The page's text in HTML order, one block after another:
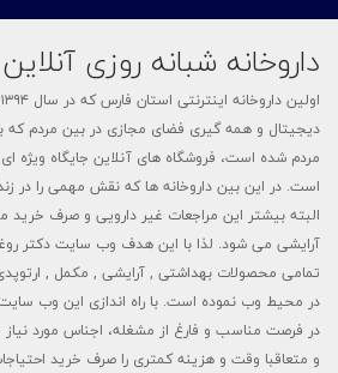
داروخانه شبانه روزی
دیجیتال و همه گیری فضای مجازی در بین مردم
مردم شده است، فروشگاه های آنلاین جایگاه ویژه ای
است. در این بین داروخانه ها که نقش مهمی را در
البته بیشتر این مراجعات غیر دارویی و صرف
آرایشی می شود. لذا با این هدف وب سایت دکتر
تمامی محصولات بهداشتی , آرایشی , مکمل ,
در محیط وب نموده است. با راه اندازی این وب
در فرصت مناسب و فارغ از مشغله، اجناس مورد نیاز
و متعاقبا وقت و هزینه کمتری را صرف خرید